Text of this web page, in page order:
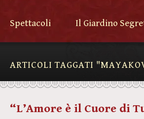
Spettacoli Il Giardino
ARTICOLI TAGGATI
“L’Amore è il Cuore di